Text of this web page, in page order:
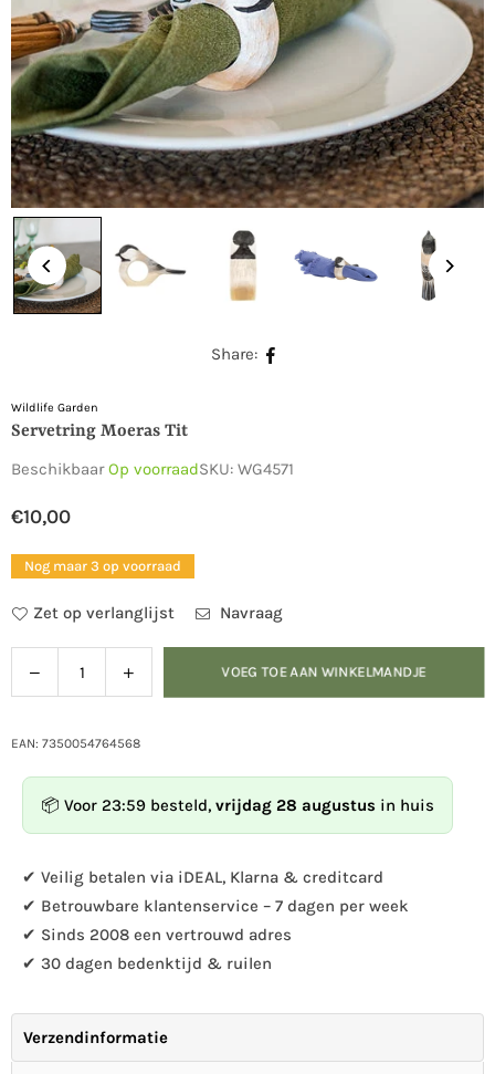
Share:
Wildlife Garden
Servetring Moeras Tit
BeschikbaarOp voorraadSKU: WG4571
Normale
prijs
€10,00
Nog maar 3 op voorraad
Zet op verlanglijst Navraag
Hoeveelheid
Verlaag
de
voor
moeras
tit
Verhoog
de
voor
tit
VOEG TOE AAN WINKELMANDJE
EAN: 7350054764568
📦 Voor 23:59 besteld, vrijdag 28 augustus in huis
✔ Veilig betalen via iDEAL, Klarna & creditcard
✔ Betrouwbare klantenservice – 7 dagen per week
✔ Sinds 2008 een vertrouwd adres
✔ 30 dagen bedenktijd & ruilen
Verzendinformatie